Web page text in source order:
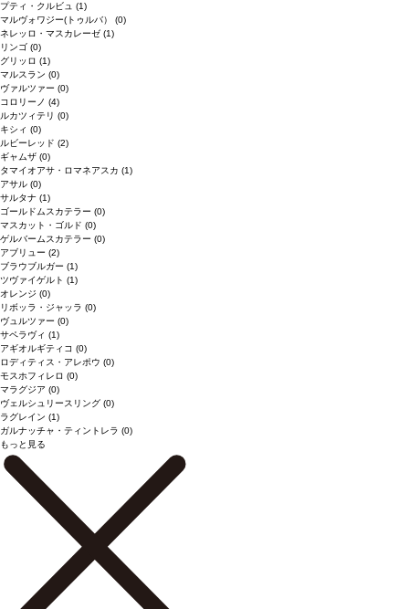
プティ・クルビュ (1)
マルヴォワジー(トゥルバ） (0)
ネレッロ・マスカレーゼ (1)
リンゴ (0)
グリッロ (1)
マルスラン (0)
ヴァルツァー (0)
コロリーノ (4)
ルカツィテリ (0)
キシィ (0)
ルビーレッド (2)
ギャムザ (0)
タマイオアサ・ロマネアスカ (1)
アサル (0)
サルタナ (1)
ゴールドムスカテラー (0)
マスカット・ゴルド (0)
ゲルバームスカテラー (0)
アブリュー (2)
ブラウブルガー (1)
ツヴァイゲルト (1)
オレンジ (0)
リボッラ・ジャッラ (0)
ヴュルツァー (0)
サペラヴィ (1)
アギオルギティコ (0)
ロディティス・アレポウ (0)
モスホフィレロ (0)
マラグジア (0)
ヴェルシュリースリング (0)
ラグレイン (1)
ガルナッチャ・ティントレラ (0)
もっと見る